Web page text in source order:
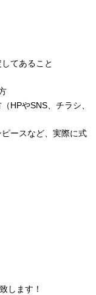
てあること
HPやSNS、チラシ、
ースなど、実際に式
します！